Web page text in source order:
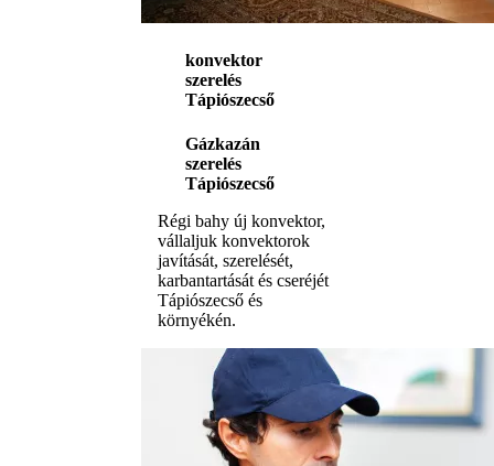
konvektor
szerelés
Tápiószecső
Gázkazán
szerelés
Tápiószecső
Régi bahy új konvektor,
vállaljuk konvektorok
javítását, szerelését,
karbantartását és cseréjét
Tápiószecső és
környékén.